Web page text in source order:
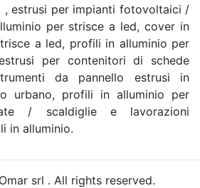
, estrusi per impianti fotovoltaici /
per strisce a led, cover in
a led, profili in alluminio per
per contenitori di schede
da pannello estrusi in
urbano, profili in alluminio per
/ scaldiglie e lavorazioni
in alluminio.
srl . All rights reserved.